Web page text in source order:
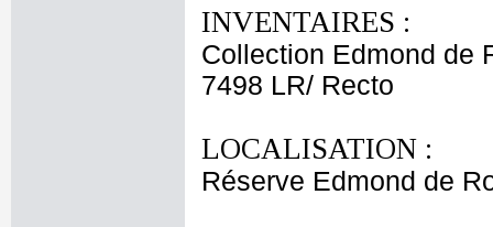
INVENTAIRES :
Collection Edmond de
7498 LR/ Recto
LOCALISATION :
Réserve Edmond de